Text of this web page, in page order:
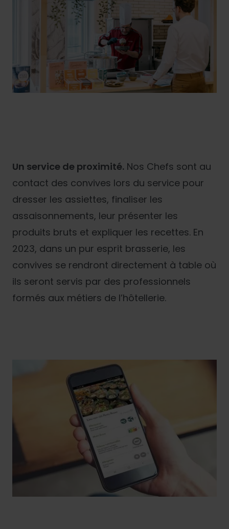
Un service de proximité. Nos Chefs sont au
contact des convives lors du service pour
dresser les assiettes, finaliser les
assaisonnements, leur présenter les
produits bruts et expliquer les recettes. En
2023, dans un pur esprit brasserie, les
convives se rendront directement à table où
ils seront servis par des professionnels
formés aux métiers de l’hôtellerie.